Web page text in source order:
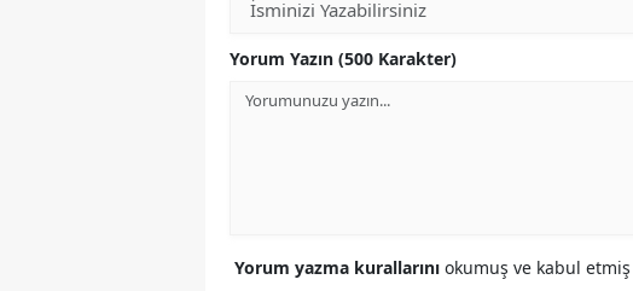
Yorum Yazın (500 Karakter)
Yorum yazma kurallarını okumuş ve kabul etmiş